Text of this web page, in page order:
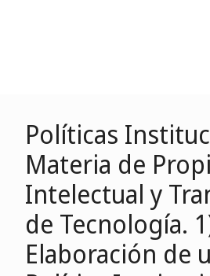
Políticas
Materia de
Intelectual y
de Tecnología.
Elaboración de